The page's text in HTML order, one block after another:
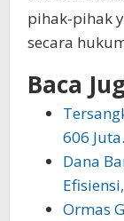
pihak-pihak
secara
Baca
606
Dana
Ormas